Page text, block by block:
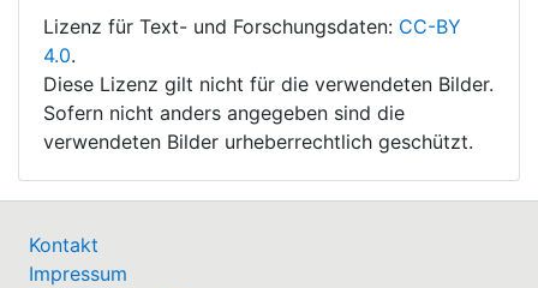
Lizenz für Text- und Forschungsdaten: CC-BY
4.0.
Diese Lizenz gilt nicht für die verwendeten Bilder.
Sofern nicht anders angegeben sind die
verwendeten Bilder urheberrechtlich geschützt.
Kontakt
Impressum